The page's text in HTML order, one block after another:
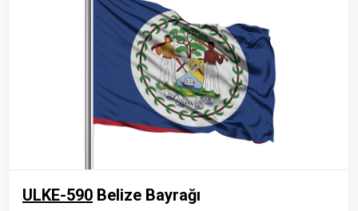
ULKE-590 Belize Bayrağı